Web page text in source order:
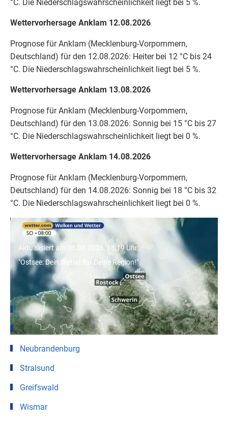
°C. Die Niederschlagswahrscheinlichkeit liegt bei 5 %.
Wettervorhersage Anklam 12.08.2026
Prognose für Anklam (Mecklenburg-Vorpommern,
Deutschland) für den 12.08.2026: Heiter bei 12 °C bis 24
°C. Die Niederschlagswahrscheinlichkeit liegt bei 5 %.
Wettervorhersage Anklam 13.08.2026
Prognose für Anklam (Mecklenburg-Vorpommern,
Deutschland) für den 13.08.2026: Sonnig bei 15 °C bis 27
°C. Die Niederschlagswahrscheinlichkeit liegt bei 0 %.
Wettervorhersage Anklam 14.08.2026
Prognose für Anklam (Mecklenburg-Vorpommern,
Deutschland) für den 14.08.2026: Sonnig bei 18 °C bis 32
°C. Die Niederschlagswahrscheinlichkeit liegt bei 0 %.
"Ostsee: Dein Wetter für Deine Region!"
Aktualisiert am 08.08.2026, 18:19 Uhr
"Ostsee: Dein Wetter für Deine Region!"
Wetter für Städte in Mecklenburg-Vorpommern
Rostock
Schwerin
Neubrandenburg
Stralsund
Greifswald
Wismar